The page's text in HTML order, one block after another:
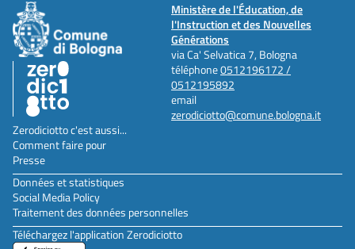
Ministère de l'Éducation, de
l'Instruction et des Nouvelles
Générations
via Ca' Selvatica 7, Bologna
téléphone0512196172 /
0512195892
email
zerodiciotto@comune.bologna.it
Zerodiciotto c'est aussi...
Comment faire pour
Presse
Données et statistiques
Social Media Policy
Traitement des données personnelles
Téléchargez l'application Zerodiciotto